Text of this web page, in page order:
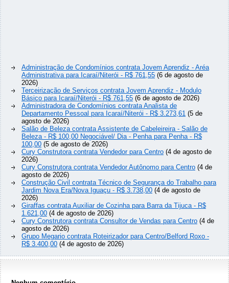
Administração de Condomínios contrata Jovem Aprendiz - Aréa
Administrativa para Icaraí/Niterói - R$ 761,55 (6 de agosto de
2026)
Terceirização de Serviços contrata Jovem Aprendiz - Modulo
Básico para Icaraí/Niterói - R$ 761,55 (6 de agosto de 2026)
Administradora de Condomínios contrata Analista de
Departamento Pessoal para Icaraí/Niterói - R$ 3.273,61 (5 de
agosto de 2026)
Salão de Beleza contrata Assistente de Cabeleireira - Salão de
Beleza - R$ 100,00 Negociável/ Dia - Penha para Penha - R$
100,00 (5 de agosto de 2026)
Cury Construtora contrata Vendedor para Centro (4 de agosto de
2026)
Cury Construtora contrata Vendedor Autônomo para Centro (4 de
agosto de 2026)
Construção Civil contrata Técnico de Segurança do Trabalho para
Jardim Nova Era/Nova Iguaçu - R$ 3.738,00 (4 de agosto de
2026)
Giraffas contrata Auxiliar de Cozinha para Barra da Tijuca - R$
1.621,00 (4 de agosto de 2026)
Cury Construtora contrata Consultor de Vendas para Centro (4 de
agosto de 2026)
Grupo Megario contrata Roteirizador para Centro/Belford Roxo -
R$ 3.400,00 (4 de agosto de 2026)